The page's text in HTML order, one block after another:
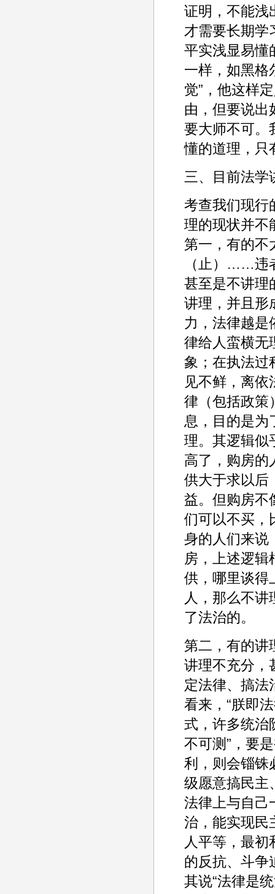
证明，不能浅
才需要长期学
平实浅显易懂
一样，如黑格
觉”，他这样
由，但要说出
要大师不可。
懂的道理，只
三、目前法学
考查我们现行
理的现状并不
第一，有的不
（止）……违
甚至是不讲理
讲理，并且形
力，法律越是
律给人蛮横无
象；在执法过
见不鲜，离
律（包括政策
息，目的是为
理。其逻辑似
高了，购房的
供大于求以后
益。但购房不
们可以不买，
身的人们来说
房，上述逻辑
供，哪里谈得
人，那么不
了法治的。
第二，有的讲
讲理不充分，
定法律、搞法
看来，“朕即
式，许多统治
不可测”，要
利，则会锱铢
级愿意搞民主
法律上与自己
治，能实现民
人平等，最
的反抗、斗争
其说“法律是